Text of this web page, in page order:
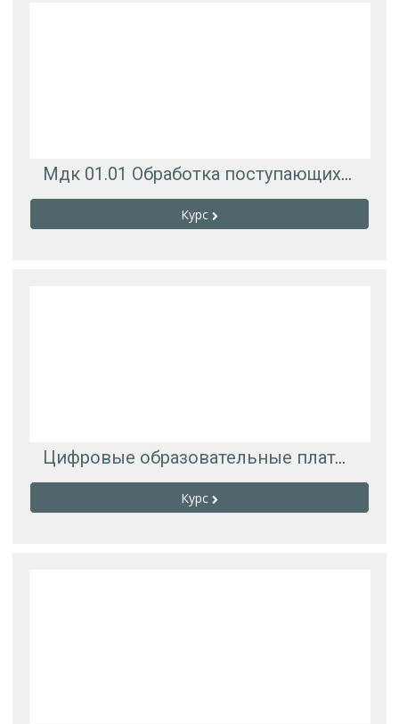
Мдк 01.01 Обработка поступающих запросов на обслуживание от клиентов Отп-151
Курс
Цифровые образовательные платформы и средства коммуникации 2025
Курс